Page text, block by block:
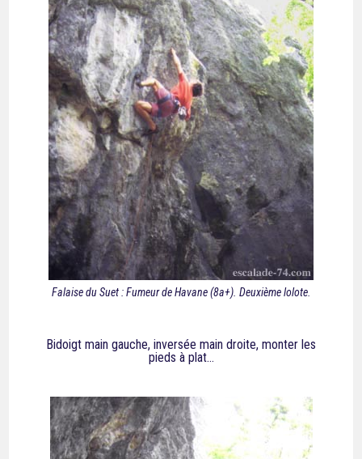
Falaise du Suet : Fumeur de Havane (8a+). Deuxième lolote.
Bidoigt main gauche, inversée main droite, monter les
pieds à plat…